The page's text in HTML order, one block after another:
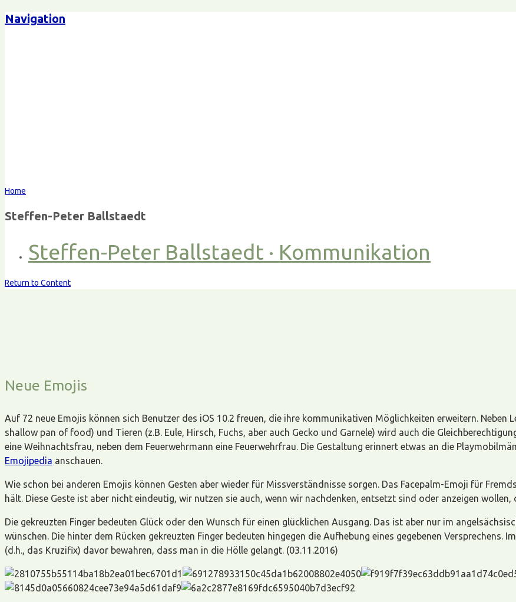
Navigation
Home
Steffen-Peter Ballstaedt
Steffen-Peter Ballstaedt · Kommunikation
Return to Content
Neue Emojis
Auf 72 neue Emojis können sich Benutzer des iOS 10.2 freuen, die ihre kommunikativen Möglichkeiten erweitern.
shallow pan of food) und Tieren (z.B. Eule, Hirsch, Fuchs, aber auch Gecko und Garnele) wird auch die
eine Weihnachtsfrau, neben dem Feuerwehrmann eine Feuerwehrfrau. Die Gestaltung erinnert etwas an die
Emojipedia anschauen.
Wie schon bei anderen Emojis können Gesten aber wieder für Missverständnisse sorgen. Das Facepalm-Emoji für
hält. Diese Geste ist aber nicht eindeutig, wir nutzen sie auch, wenn wir nachdenken, entsetzt sind oder anzeigen
Die gekreuzten Finger bedeuten Glück oder den Wunsch für einen glücklichen Ausgang. Das ist aber nur im
wünschen. Die hinter dem Rücken gekreuzten Finger bedeuten hingegen die Aufhebung eines gegebenen Versprechens.
(d.h., das Kruzifix) davor bewahren, dass man in die Hölle gelangt. (03.11.2016)